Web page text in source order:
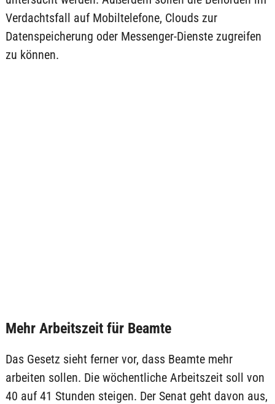
Verdachtsfall auf Mobiltelefone, Clouds zur
Datenspeicherung oder Messenger-Dienste zugreifen
zu können.
Mehr Arbeitszeit für Beamte
Das Gesetz sieht ferner vor, dass Beamte mehr
arbeiten sollen. Die wöchentliche Arbeitszeit soll von
40 auf 41 Stunden steigen. Der Senat geht davon aus,